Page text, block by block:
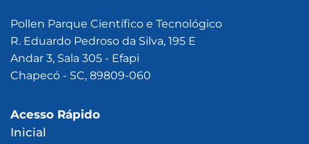
Pollen Parque Científico e Tecnológico
R. Eduardo Pedroso da Silva, 195 E
Andar 3, Sala 305 - Efapi
Chapecó - SC, 89809-060
Acesso Rápido
Inicial